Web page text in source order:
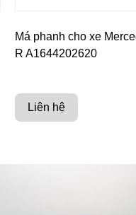
Má phanh cho xe
R A1644202620
Liên hệ